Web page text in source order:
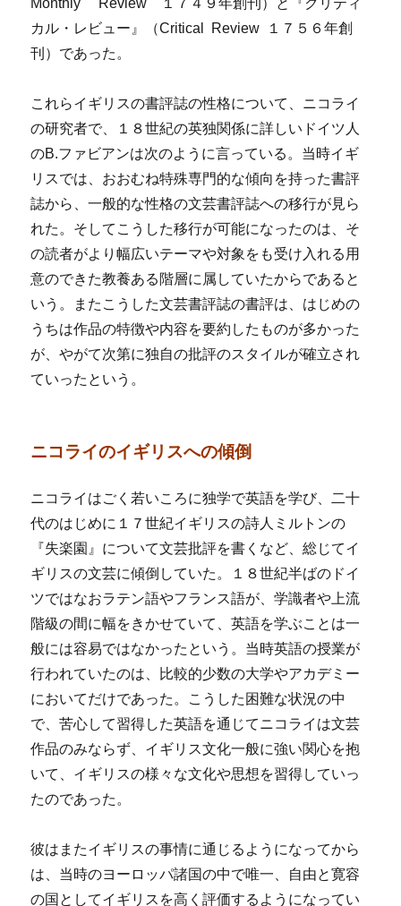
Monthly Review １７４９年創刊）と『クリティ
カル・レビュー』（Critical Review １７５６年創
刊）であった。
これらイギリスの書評誌の性格について、ニコライ
の研究者で、１８世紀の英独関係に詳しいドイツ人
のB.ファビアンは次のように言っている。当時イギ
リスでは、おおむね特殊専門的な傾向を持った書評
誌から、一般的な性格の文芸書評誌への移行が見ら
れた。そしてこうした移行が可能になったのは、そ
の読者がより幅広いテーマや対象をも受け入れる用
意のできた教養ある階層に属していたからであると
いう。またこうした文芸書評誌の書評は、はじめの
うちは作品の特徴や内容を要約したものが多かった
が、やがて次第に独自の批評のスタイルが確立され
ていったという。
ニコライのイギリスへの傾倒
ニコライはごく若いころに独学で英語を学び、二十
代のはじめに１７世紀イギリスの詩人ミルトンの
『失楽園』について文芸批評を書くなど、総じてイ
ギリスの文芸に傾倒していた。１８世紀半ばのドイ
ツではなおラテン語やフランス語が、学識者や上流
階級の間に幅をきかせていて、英語を学ぶことは一
般には容易ではなかったという。当時英語の授業が
行われていたのは、比較的少数の大学やアカデミー
においてだけであった。こうした困難な状況の中
で、苦心して習得した英語を通じてニコライは文芸
作品のみならず、イギリス文化一般に強い関心を抱
いて、イギリスの様々な文化や思想を習得していっ
たのであった。
彼はまたイギリスの事情に通じるようになってから
は、当時のヨーロッパ諸国の中で唯一、自由と寛容
の国としてイギリスを高く評価するようになってい